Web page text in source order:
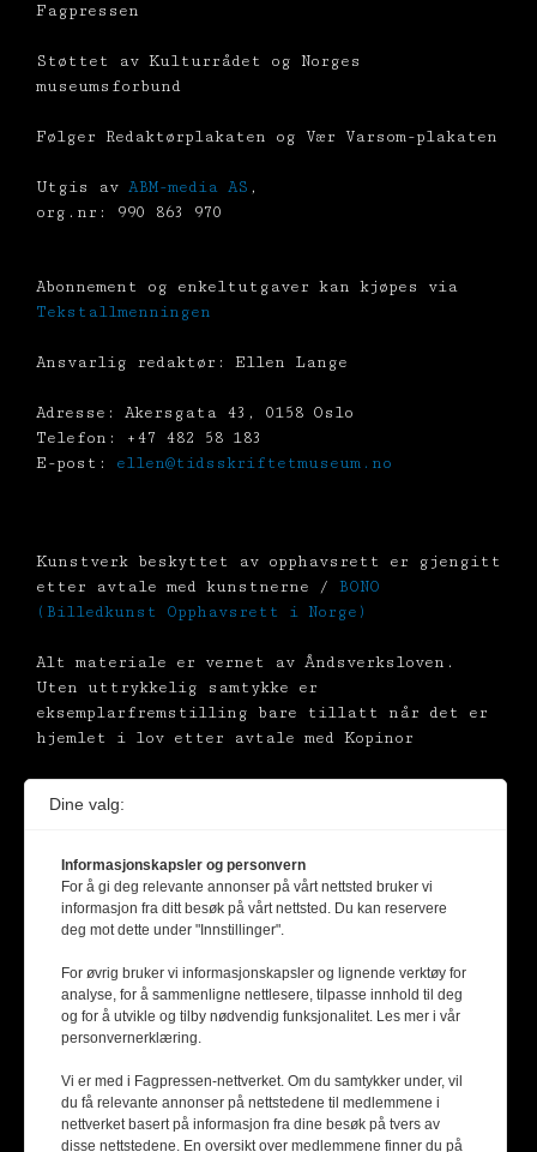
Fagpressen
Støttet av Kulturrådet og Norges
museumsforbund
Følger Redaktørplakaten og Vær Varsom-plakaten
Utgis av ABM-media AS ,
org.nr: 990 863 970
Abonnement og enkeltutgaver kan kjøpes via
Tekstallmenningen
Ansvarlig redaktør: Ellen Lange
Adresse: Akersgata 43, 0158 Oslo
Telefon: +47 482 58 183
E-post: ellen@tidsskriftetmuseum.no
Kunstverk beskyttet av opphavsrett er gjengitt
etter avtale med kunstnerne / BONO
(Billedkunst Opphavsrett i Norge)
Alt materiale er vernet av Åndsverksloven.
Uten uttrykkelig samtykke er
eksemplarfremstilling bare tillatt når det er
hjemlet i lov etter avtale med Kopinor
Dine valg:
Informasjonskapsler og personvern
For å gi deg relevante annonser på vårt nettsted bruker vi
informasjon fra ditt besøk på vårt nettsted. Du kan reservere
deg mot dette under "Innstillinger".
For øvrig bruker vi informasjonskapsler og lignende verktøy for
analyse, for å sammenligne nettlesere, tilpasse innhold til deg
og for å utvikle og tilby nødvendig funksjonalitet. Les mer i vår
personvernerklæring.
Vi er med i Fagpressen-nettverket. Om du samtykker under, vil
du få relevante annonser på nettstedene til medlemmene i
nettverket basert på informasjon fra dine besøk på tvers av
disse nettstedene. En oversikt over medlemmene finner du på